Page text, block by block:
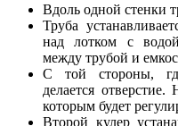
Вдоль одной стенки
Труба
над лотком с
между трубой и
С той стороны,
делается
которым будет
Второй кулер